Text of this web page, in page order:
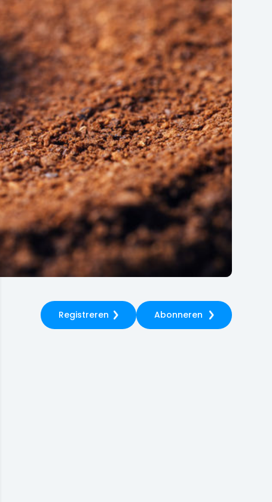
Registreren Abonneren